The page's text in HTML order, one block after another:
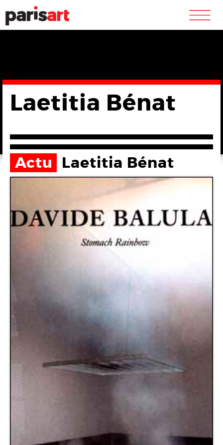
m
Laetitia Bénat
Actu Laetitia Bénat